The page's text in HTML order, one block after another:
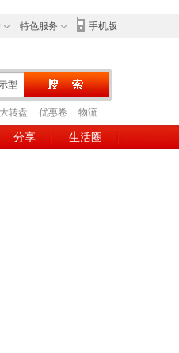
手机版
特色服务
型
大转盘 优惠卷 物流
分享 生活圈